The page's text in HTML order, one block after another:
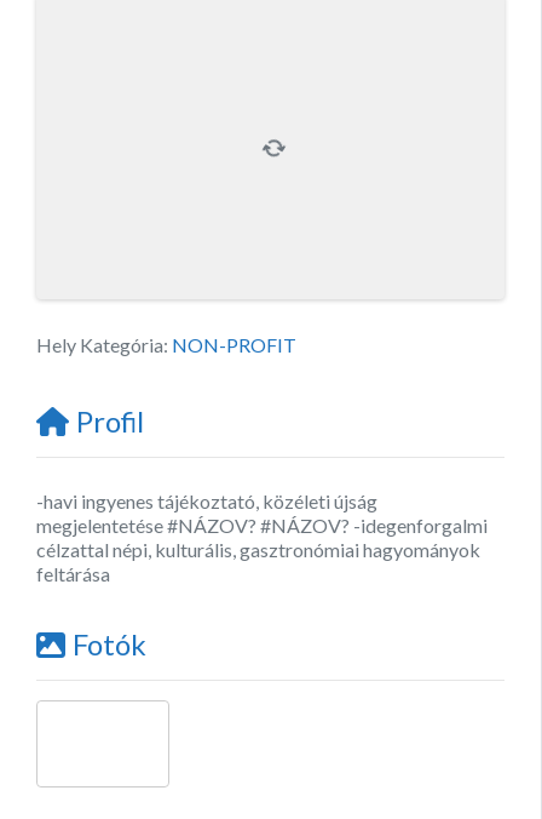
Hely Kategória: NON-PROFIT
Profil
-havi ingyenes tájékoztató, közéleti újság
megjelentetése #NÁZOV? #NÁZOV? -idegenforgalmi
célzattal népi, kulturális, gasztronómiai hagyományok
feltárása
Fotók